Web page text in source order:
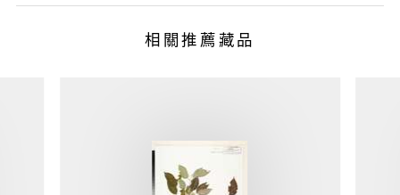
相關推薦藏品